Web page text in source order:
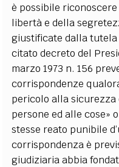
è possibile
libertà e della
giustificate dalla tutela
citato decreto del
marzo 1973 n. 156
corrispondenze
pericolo alla
persone ed alle cose»
stesse reato punibile
corrispondenza è
giudiziaria abbia